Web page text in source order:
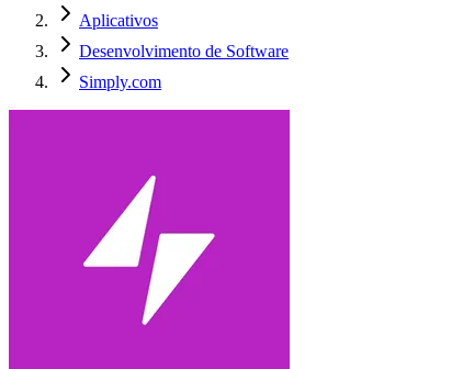
Aplicativos
Desenvolvimento de Software
Simply.com